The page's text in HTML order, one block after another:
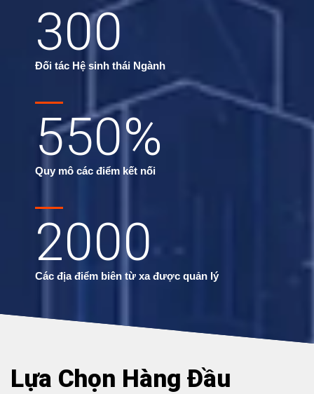
300
Đối tác Hệ sinh thái Ngành
550%
Quy mô các điểm kết nối
2000
Các địa điểm biên từ xa được quản lý
Lựa Chọn Hàng Đầu